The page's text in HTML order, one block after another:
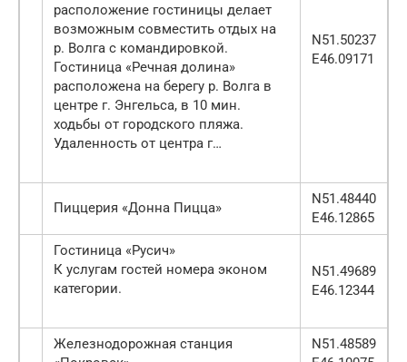
расположение гостиницы делает
возможным совместить отдых на
р. Волга с командировкой.
Гостиница «Речная долина»
расположена на берегу р. Волга в
центре г. Энгельса, в 10 мин.
ходьбы от городского пляжа.
Удаленность от центра г…
N51.50237
E46.09171
Пиццерия «Донна Пицца»
N51.48440
E46.12865
Гостиница «Русич»
К услугам гостей номера эконом
категории.
N51.49689
E46.12344
Железнодорожная станция
N51.48589